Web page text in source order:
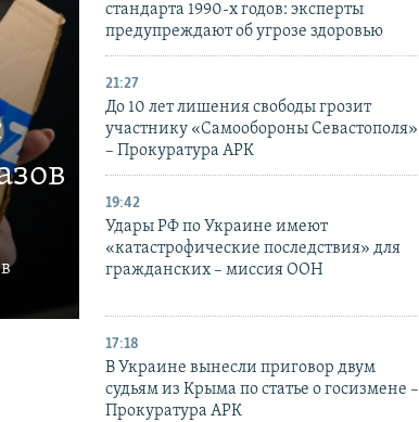
стандарта 1990-х годов: эксперты
предупреждают об угрозе здоровью
21:27
До 10 лет лишения свободы грозит
участнику «Самообороны Севастополя»
– Прокуратура АРК
19:42
Удары РФ по Украине имеют
«катастрофические последствия» для
гражданских – миссия ООН
17:18
В Украине вынесли приговор двум
судьям из Крыма по статье о госизмене –
Прокуратура АРК